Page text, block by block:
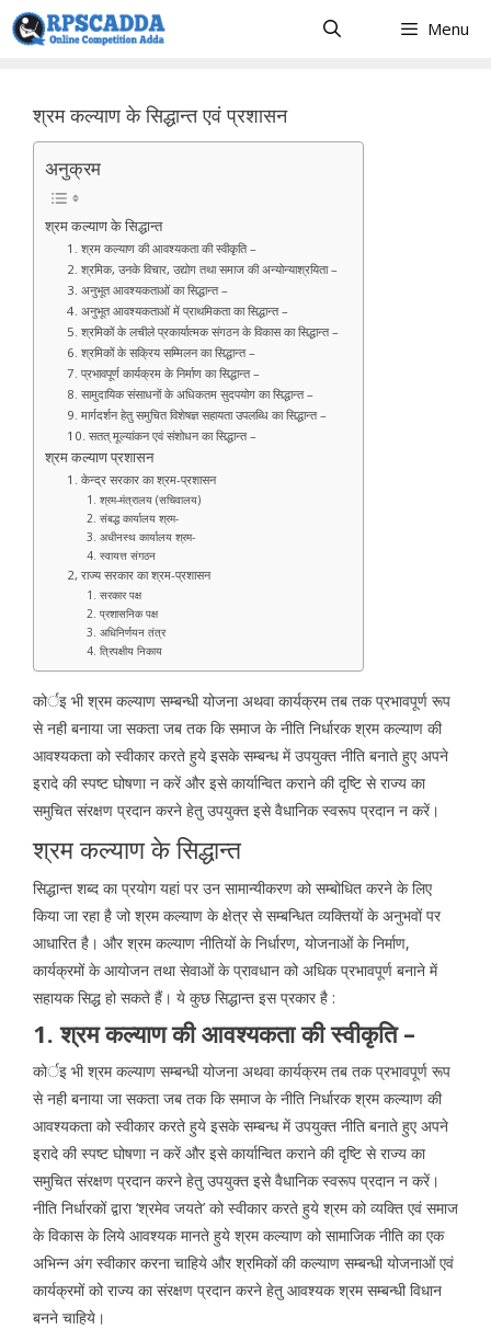
Skip
to
Menu
श्रम कल्याण के सिद्धान्त एवं प्रशासन
अनुक्रम
श्रम कल्याण के सिद्धान्त
1. श्रम कल्याण की आवश्यकता की स्वीकृति –
2. श्रमिक, उनके विचार, उद्योग तथा समाज की अन्योन्याश्रयिता –
3. अनुभूत आवश्यकताओं का सिद्धान्त –
4. अनुभूत आवश्यकताओं में प्राथमिकता का सिद्धान्त –
5. श्रमिकों के लचीले प्रकार्यात्मक संगठन के विकास का सिद्धान्त –
6. श्रमिकों के सक्रिय सम्मिलन का सिद्धान्त –
7. प्रभावपूर्ण कार्यक्रम के निर्माण का सिद्धान्त –
8. सामुदायिक संसाधनों के अधिकतम सुदपयोग का सिद्धान्त –
9. मार्गदर्शन हेतु समुचित विशेषज्ञ सहायता उपलब्धि का सिद्धान्त –
10. सतत् मूल्यांकन एवं संशोधन का सिद्धान्त –
श्रम कल्याण प्रशासन
1. केन्द्र सरकार का श्रम-प्रशासन
1. श्रम-मंत्रालय (सचिवालय)
2. संबद्ध कार्यालय श्रम-
3. अधीनस्थ कार्यालय श्रम-
4. स्वायत्त संगठन
2, राज्य सरकार का श्रम-प्रशासन
1. सरकार पक्ष
2. प्रशासनिक पक्ष
3. अधिनिर्णयन तंत्र
4. त्रिपक्षीय निकाय
कोर्इ भी श्रम कल्याण सम्बन्धी योजना अथवा कार्यक्रम तब तक प्रभावपूर्ण रूप
से नही बनाया जा सकता जब तक कि समाज के नीति निर्धारक श्रम कल्याण की
आवश्यकता को स्वीकार करते हुये इसके सम्बन्ध में उपयुक्त नीति बनाते हुए अपने
इरादे की स्पष्ट घोषणा न करें और इसे कार्यान्वित कराने की दृष्टि से राज्य का
समुचित संरक्षण प्रदान करने हेतु उपयुक्त इसे वैधानिक स्वरूप प्रदान न करें।
श्रम कल्याण के सिद्धान्त
सिद्धान्त शब्द का प्रयोग यहां पर उन सामान्यीकरण को सम्बोधित करने के लिए
किया जा रहा है जो श्रम कल्याण के क्षेत्र से सम्बन्धित व्यक्तियों के अनुभवों पर
आधारित है। और श्रम कल्याण नीतियों के निर्धारण, योजनाओं के निर्माण,
कार्यक्रमों के आयोजन तथा सेवाओं के प्रावधान को अधिक प्रभावपूर्ण बनाने में
सहायक सिद्ध हो सकते हैं। ये कुछ सिद्धान्त इस प्रकार है :
1. श्रम कल्याण की आवश्यकता की स्वीकृति –
कोर्इ भी श्रम कल्याण सम्बन्धी योजना अथवा कार्यक्रम तब तक प्रभावपूर्ण रूप
से नही बनाया जा सकता जब तक कि समाज के नीति निर्धारक श्रम कल्याण की
आवश्यकता को स्वीकार करते हुये इसके सम्बन्ध में उपयुक्त नीति बनाते हुए अपने
इरादे की स्पष्ट घोषणा न करें और इसे कार्यान्वित कराने की दृष्टि से राज्य का
समुचित संरक्षण प्रदान करने हेतु उपयुक्त इसे वैधानिक स्वरूप प्रदान न करें।
नीति निर्धारकों द्वारा ‘श्रमेव जयते’ को स्वीकार करते हुये श्रम को व्यक्ति एवं समाज
के विकास के लिये आवश्यक मानते हुये श्रम कल्याण को सामाजिक नीति का एक
अभिन्न अंग स्वीकार करना चाहिये और श्रमिकों की कल्याण सम्बन्धी योजनाओं एवं
कार्यक्रमों को राज्य का संरक्षण प्रदान करने हेतु आवश्यक श्रम सम्बन्धी विधान
बनने चाहिये।